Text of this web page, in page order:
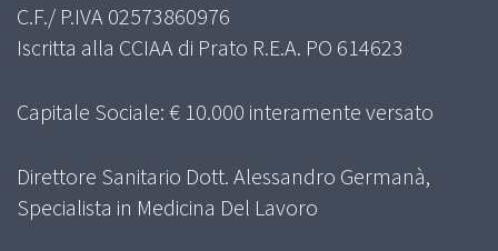
C.F./ P.IVA 02573860976
Iscritta alla CCIAA di Prato R.E.A. PO 614623
Capitale Sociale: € 10.000 interamente versato
Direttore Sanitario Dott. Alessandro Germanà,
Specialista in Medicina Del Lavoro